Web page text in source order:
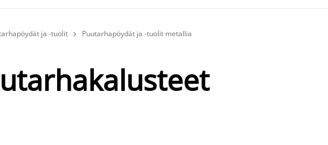
ja -tuolit  Puutarhapöydät ja -tuolit metallia